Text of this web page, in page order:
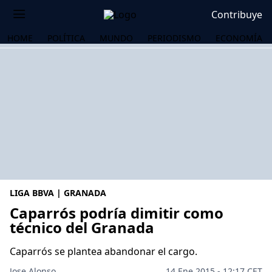
Contribuye
HOME POLÍTICA MUNDO PERIODISMO ECONOMÍA
LIGA BBVA | GRANADA
Caparrós podría dimitir como
técnico del Granada
Caparrós se plantea abandonar el cargo.